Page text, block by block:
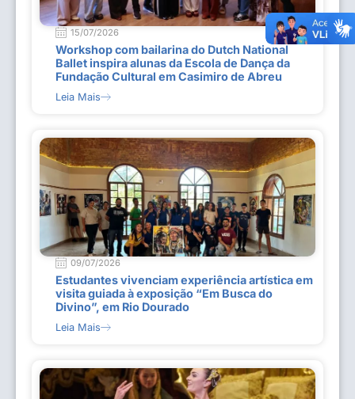
15/07/2026
Workshop com bailarina do Dutch National
Ballet inspira alunas da Escola de Dança da
Fundação Cultural em Casimiro de Abreu
Leia Mais
09/07/2026
Estudantes vivenciam experiência artística em
visita guiada à exposição “Em Busca do
Divino”, em Rio Dourado
Leia Mais